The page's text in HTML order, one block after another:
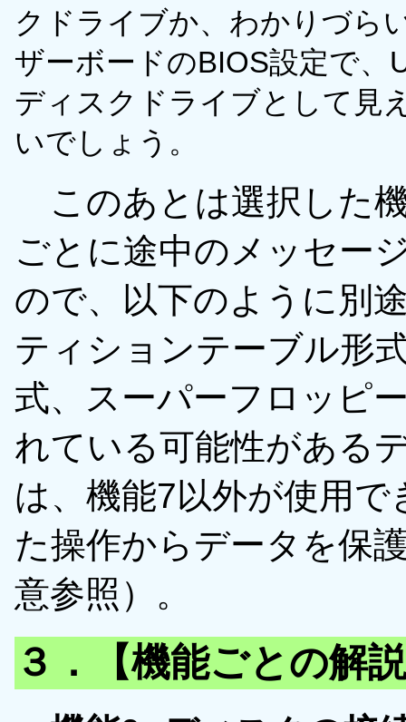
クドライブか、わかりづら
ザーボードのBIOS設定で
ディスクドライブとして見
いでしょう。
このあとは選択した
ごとに途中のメッセー
ので、以下のように別
ティションテーブル形
式、スーパーフロッピ
れている可能性がある
は、機能7以外が使用
た操作からデータを保
意参照）。
３．【機能ごとの解